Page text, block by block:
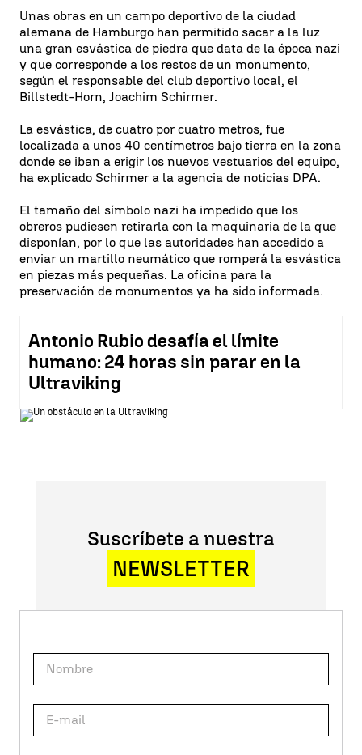
Unas obras en un campo deportivo de la ciudad
alemana de Hamburgo han permitido sacar a la luz
una gran esvástica de piedra que data de la época nazi
y que corresponde a los restos de un monumento,
según el responsable del club deportivo local, el
Billstedt-Horn, Joachim Schirmer.
La esvástica, de cuatro por cuatro metros, fue
localizada a unos 40 centímetros bajo tierra en la zona
donde se iban a erigir los nuevos vestuarios del equipo,
ha explicado Schirmer a la agencia de noticias DPA.
El tamaño del símbolo nazi ha impedido que los
obreros pudiesen retirarla con la maquinaria de la que
disponían, por lo que las autoridades han accedido a
enviar un martillo neumático que romperá la esvástica
en piezas más pequeñas. La oficina para la
preservación de monumentos ya ha sido informada.
Antonio Rubio desafía el límite
humano: 24 horas sin parar en la
Ultraviking
Suscríbete a nuestra
NEWSLETTER